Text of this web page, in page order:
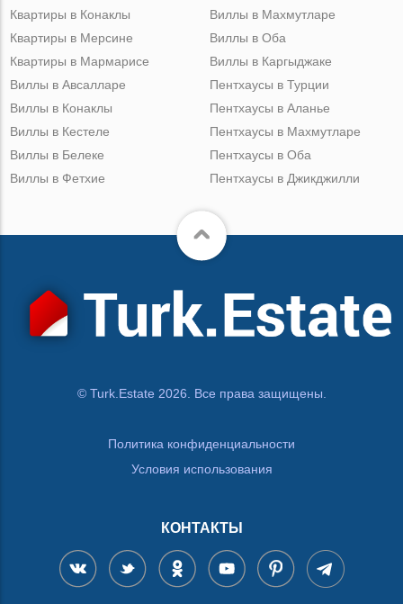
Квартиры в Конаклы
Квартиры в Мерсине
Квартиры в Мармарисе
Виллы в Махмутларе
Виллы в Оба
Виллы в Каргыджаке
Виллы в Авсалларе
Виллы в Конаклы
Виллы в Кестеле
Виллы в Белеке
Виллы в Фетхие
Пентхаусы в Турции
Пентхаусы в Аланье
Пентхаусы в Махмутларе
Пентхаусы в Оба
Пентхаусы в Джикджилли
© Turk.Estate 2026. Все права защищены.
Политика конфиденциальности
Условия использования
КОНТАКТЫ